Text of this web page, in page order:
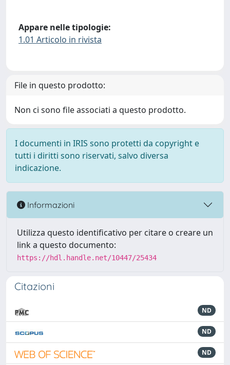
Appare nelle tipologie:
1.01 Articolo in rivista
File in questo prodotto:
Non ci sono file associati a questo prodotto.
I documenti in IRIS sono protetti da copyright e
tutti i diritti sono riservati, salvo diversa
indicazione.
Informazioni
Utilizza questo identificativo per citare o creare un
link a questo documento:
https://hdl.handle.net/10447/25434
Citazioni
ND
ND
ND